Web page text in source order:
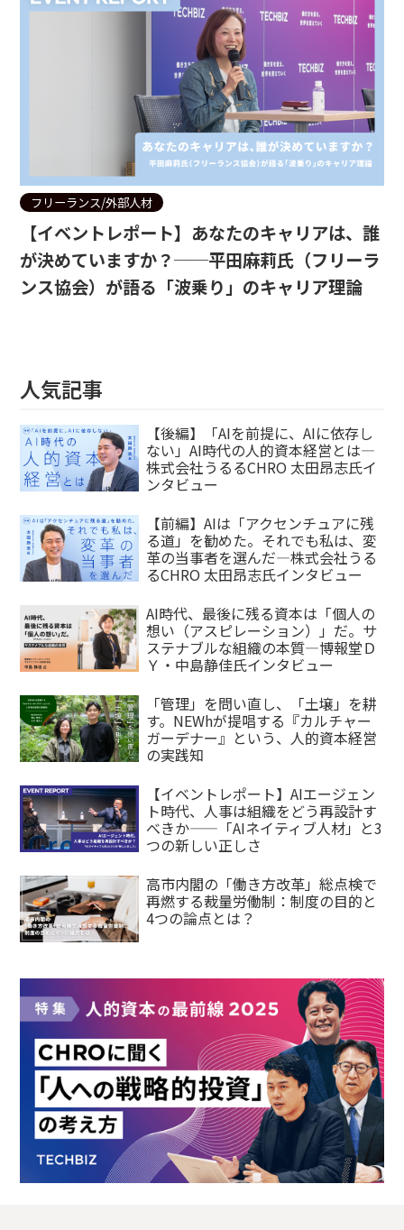
フリーランス/外部人材
【イベントレポート】あなたのキャリアは、誰
が決めていますか？──平田麻莉氏（フリーラ
ンス協会）が語る「波乗り」のキャリア理論
人気記事
【後編】「AIを前提に、AIに依存し
ない」AI時代の人的資本経営とは—
株式会社うるるCHRO 太田昂志氏イ
ンタビュー
【前編】AIは「アクセンチュアに残
る道」を勧めた。それでも私は、変
革の当事者を選んだ—株式会社うる
るCHRO 太田昂志氏インタビュー
AI時代、最後に残る資本は「個人の
想い（アスピレーション）」だ。サ
ステナブルな組織の本質—博報堂Ｄ
Ｙ・中島静佳氏インタビュー
「管理」を問い直し、「土壌」を耕
す。NEWhが提唱する『カルチャー
ガーデナー』という、人的資本経営
の実践知
【イベントレポート】AIエージェン
ト時代、人事は組織をどう再設計す
べきか——「AIネイティブ人材」と3
つの新しい正しさ
高市内閣の「働き方改革」総点検で
再燃する裁量労働制：制度の目的と
4つの論点とは？